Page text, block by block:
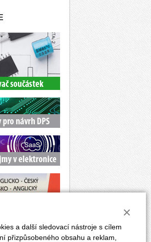
a další sledovací nástroje s cílem
přizpůsobeného obsahu a reklam,
×